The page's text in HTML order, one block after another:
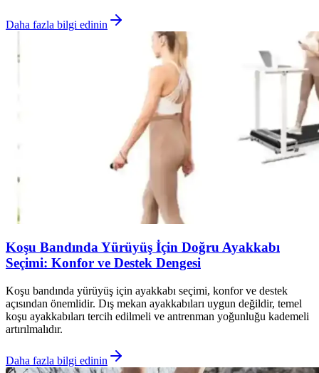
Daha fazla bilgi edinin
Koşu Bandında Yürüyüş İçin Doğru Ayakkabı
Seçimi: Konfor ve Destek Dengesi
Koşu bandında yürüyüş için ayakkabı seçimi, konfor ve destek
açısından önemlidir. Dış mekan ayakkabıları uygun değildir, temel
koşu ayakkabıları tercih edilmeli ve antrenman yoğunluğu kademeli
artırılmalıdır.
Daha fazla bilgi edinin